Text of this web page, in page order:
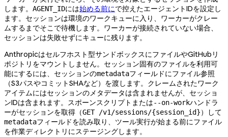
します。 AGENT_IDには始める前にで控えたエージェントIDを設定し
ます。セッションは環境のワークキューに入り、ワーカーがクレー
ムするまでそこで待機します。ワーカーが接続されていない場合、
セッションは失敗せずにキューに残ります。
Anthropicはセルフホスト型サンドボックスにファイルやGitHubリ
ポジトリをマウントしません。セッション固有のファイルを利用可
能にするには、セッションのmetadataフィールドにファイル参照
（S3パスやコミットSHAなど）を渡します。クレームされたワーク
アイテムにはセッションのメタデータは含まれませんが、セッショ
ンIDは含まれます。スポーンスクリプトまたは--on-workハンドラ
ーがセッションを取得（GET /v1/sessions/{session_id}）して
metadataフィールドを読み取り、ツール実行が始まる前にファイル
を作業ディレクトリにステージングします。